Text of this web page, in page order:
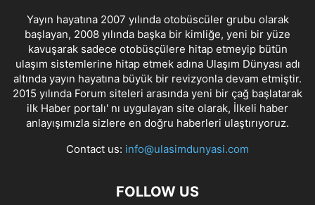
Yayın hayatına 2007 yılında otobüscüler grubu olarak
başlayan, 2008 yılında başka bir kimliğe, yeni bir yüze
kavuşarak sadece otobüsçülere hitap etmeyip bütün
ulaşım sistemlerine hitap etmek adına Ulaşım Dünyası adı
altında yayın hayatına büyük bir revizyonla devam etmiştir.
2015 yılında Forum siteleri arasında yeni bir çağ başlatarak
ilk Haber portalı' nı uygulayan site olarak, İlkeli haber
anlayışımızla sizlere en doğru haberleri ulaştırıyoruz.
Contact us: info@ulasimdunyasi.com
FOLLOW US